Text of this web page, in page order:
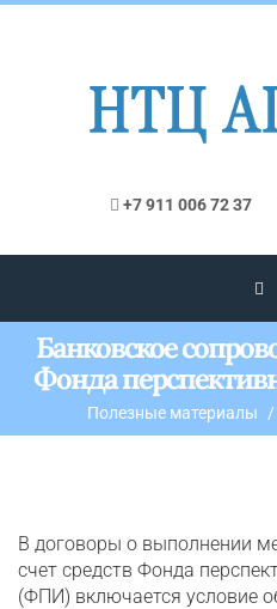
+7 911 006 72 37
Банковское
Фонда
Полезные материалы
В договоры о выполнении
счет средств Фонда
(ФПИ) включается условие